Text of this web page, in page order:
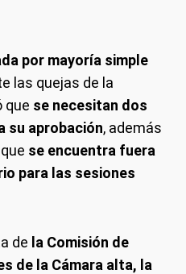
por mayoría simple
las quejas de la
que se necesitan dos
su aprobación, además
se encuentra fuera
para las sesiones
de la Comisión de
de la Cámara alta, la